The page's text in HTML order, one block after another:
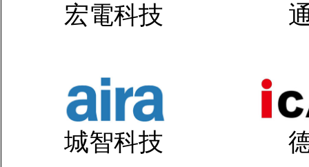
宏電科技
城智科技